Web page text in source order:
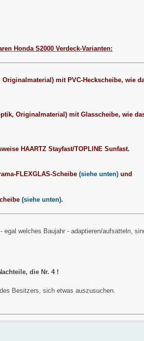
Honda S2000 Verdeck-Varianten:
Originalmaterial) mit PVC-Heckscheibe, wie
Originalmaterial) mit Glasscheibe, wie
HAARTZ Stayfast/TOPLINE Sunfast.
FLEXGLAS-Scheibe (siehe unten)und
(siehe unten).
welches Baujahr - adaptieren/aufsatteln,
die Nr. 4 !
Besitzers, sich etwas auszusuchen.